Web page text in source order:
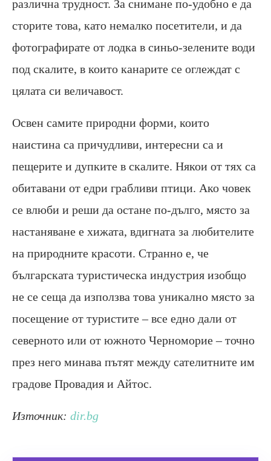
различна трудност. За снимане по-удобно е да
сторите това, като немалко посетители, и да
фотографирате от лодка в синьо-зелените води
под скалите, в които канарите се оглеждат с
цялата си величавост.
Освен самите природни форми, които
наистина са причудливи, интересни са и
пещерите и дупките в скалите. Някои от тях са
обитавани от едри грабливи птици. Ако човек
се влюби и реши да остане по-дълго, място за
настаняване е хижата, вдигната за любителите
на природните красоти. Странно е, че
българската туристическа индустрия изобщо
не се сеща да използва това уникално място за
посещение от туристите – все едно дали от
северното или от южното Черноморие – точно
през него минава пътят между сателитните им
градове Провадия и Айтос.
Източник: dir.bg